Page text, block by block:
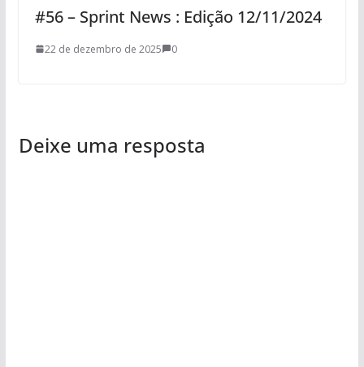
#56 – Sprint News : Edição 12/11/2024
22 de dezembro de 2025 0
Deixe uma resposta